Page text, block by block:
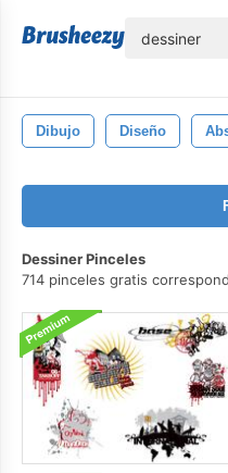
Dibujo Diseño
Dessiner Pinceles
714 pinceles gratis